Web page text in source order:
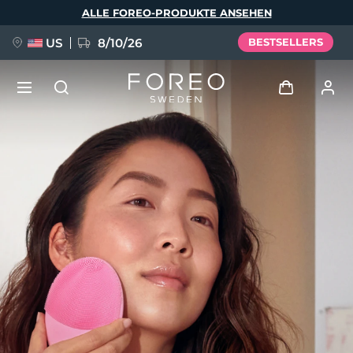
ALLE FOREO-PRODUKTE ANSEHEN
US 8/10/26 BESTSELLERS
Benutzerkonto
Meine Geräte
Meine Bestellungen
Meine Adressen
Meine Abonnements
FAQ™ Pure Beauty-Tech Elixir
BREAKING NEWS
issa™ Teeth Whitening Set
Sprache
English Deutsch
Español
Français
Italiano
Português
Polski
Svenska
Русский
Türkçe
简体中文 繁體中文